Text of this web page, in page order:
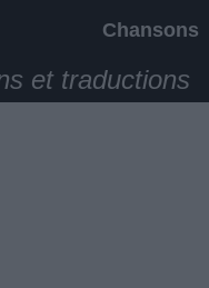
Chansons
et traductions